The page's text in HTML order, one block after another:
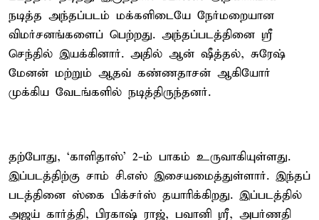
நடித்த அந்தப்படம் மக்களிடையே நேர்மறையான
விமர்சனங்களைப் பெற்றது. அந்தப்படத்தினை ஸ்ரீ
செந்தில் இயக்கினார். அதில் ஆன் ஷீத்தல், சுரேஷ்
மேனன் மற்றும் ஆதவ் கண்ணதாசன் ஆகியோர்
முக்கிய வேடங்களில் நடித்திருந்தனர்.
தற்போது, ‘காளிதாஸ்’ 2-ம் பாகம் உருவாகியுள்ளது.
இப்படத்திற்கு சாம் சி.எஸ் இசையமைத்துள்ளார். இந்தப்
படத்தினை ஸ்கை பிக்சர்ஸ் தயாரிக்கிறது. இப்படத்தில்
அஜய் கார்த்தி, பிரகாஷ் ராஜ், பவானி ஸ்ரீ, அபர்ணதி